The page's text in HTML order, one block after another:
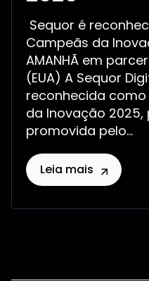
Sequor é
Campeãs da
AMANHÃ em
(EUA) A Sequor
reconhecida
da Inovação
promovida pelo...
Leia mais